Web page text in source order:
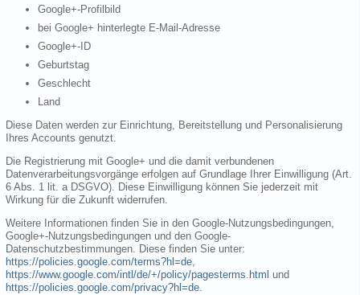
Google+-Profilbild
bei Google+ hinterlegte E-Mail-Adresse
Google+-ID
Geburtstag
Geschlecht
Land
Diese Daten werden zur Einrichtung, Bereitstellung und Personalisierung
Ihres Accounts genutzt.
Die Registrierung mit Google+ und die damit verbundenen
Datenverarbeitungsvorgänge erfolgen auf Grundlage Ihrer Einwilligung (Art.
6 Abs. 1 lit. a DSGVO). Diese Einwilligung können Sie jederzeit mit
Wirkung für die Zukunft widerrufen.
Weitere Informationen finden Sie in den Google-Nutzungsbedingungen,
Google+-Nutzungsbedingungen und den Google-
Datenschutzbestimmungen. Diese finden Sie unter:
https://policies.google.com/terms?hl=de,
https://www.google.com/intl/de/+/policy/pagesterms.html und
https://policies.google.com/privacy?hl=de.